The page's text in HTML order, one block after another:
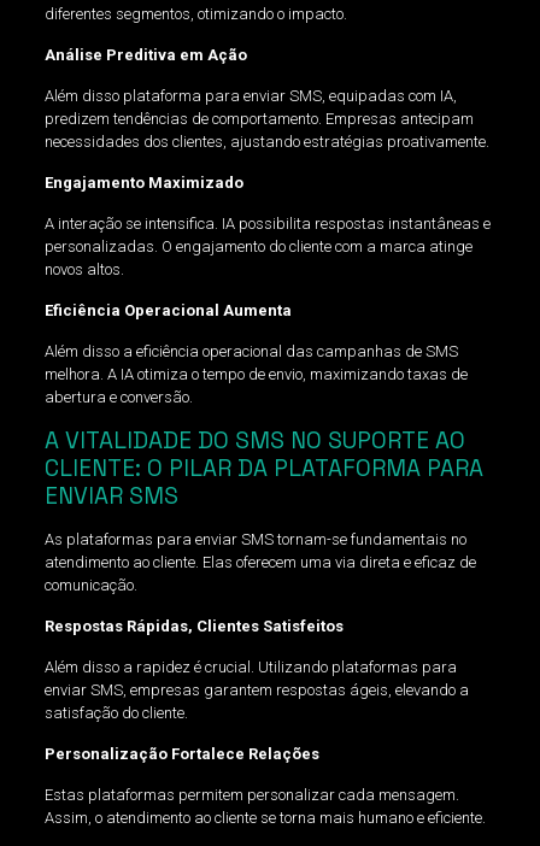
diferentes segmentos, otimizando o impacto.
Análise Preditiva em Ação
Além disso plataforma para enviar SMS, equipadas com IA,
predizem tendências de comportamento. Empresas antecipam
necessidades dos clientes, ajustando estratégias proativamente.
Engajamento Maximizado
A interação se intensifica. IA possibilita respostas instantâneas e
personalizadas. O engajamento do cliente com a marca atinge
novos altos.
Eficiência Operacional Aumenta
Além disso a eficiência operacional das campanhas de SMS
melhora. A IA otimiza o tempo de envio, maximizando taxas de
abertura e conversão.
A VITALIDADE DO SMS NO SUPORTE AO
CLIENTE: O PILAR DA PLATAFORMA PARA
ENVIAR SMS
As plataformas para enviar SMS tornam-se fundamentais no
atendimento ao cliente. Elas oferecem uma via direta e eficaz de
comunicação.
Respostas Rápidas, Clientes Satisfeitos
Além disso a rapidez é crucial. Utilizando plataformas para
enviar SMS, empresas garantem respostas ágeis, elevando a
satisfação do cliente.
Personalização Fortalece Relações
Estas plataformas permitem personalizar cada mensagem.
Assim, o atendimento ao cliente se torna mais humano e eficiente.